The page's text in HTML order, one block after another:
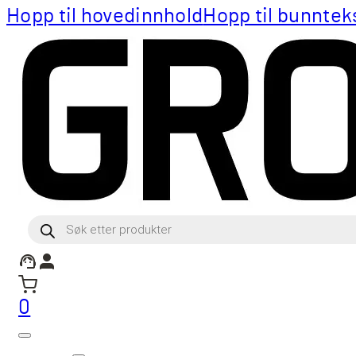
Hopp til hovedinnhold Hopp til
Products
search
0